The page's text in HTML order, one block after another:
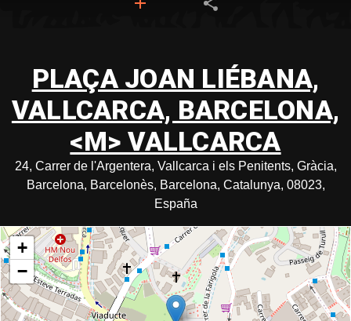
PLAÇA JOAN LIÉBANA,
VALLCARCA, BARCELONA,
<M> VALLCARCA
24, Carrer de l'Argentera, Vallcarca i els Penitents, Gràcia,
Barcelona, Barcelonès, Barcelona, Catalunya, 08023,
España
+
−